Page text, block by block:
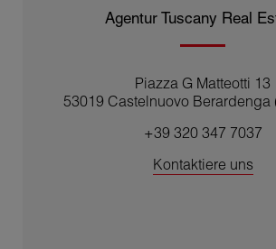
Agentur Tuscany Real
Piazza G Matteotti 13
53019 Castelnuovo Berardenga
+39 320 347 7037
Kontaktiere uns